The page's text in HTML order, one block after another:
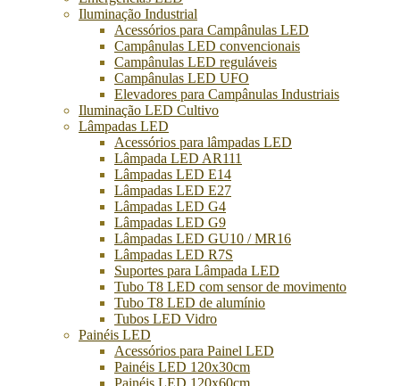
Iluminação Industrial
Acessórios para Campânulas LED
Campânulas LED convencionais
Campânulas LED reguláveis
Campânulas LED UFO
Elevadores para Campânulas Industriais
Iluminação LED Cultivo
Lâmpadas LED
Acessórios para lâmpadas LED
Lâmpada LED AR111
Lâmpadas LED E14
Lâmpadas LED E27
Lâmpadas LED G4
Lâmpadas LED G9
Lâmpadas LED GU10 / MR16
Lâmpadas LED R7S
Suportes para Lâmpada LED
Tubo T8 LED com sensor de movimento
Tubo T8 LED de alumínio
Tubos LED Vidro
Painéis LED
Acessórios para Painel LED
Painéis LED 120x30cm
Painéis LED 120x60cm